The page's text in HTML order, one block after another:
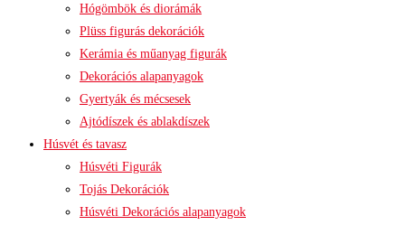
Hógömbök és diorámák
Plüss figurás dekorációk
Kerámia és műanyag figurák
Dekorációs alapanyagok
Gyertyák és mécsesek
Ajtódíszek és ablakdíszek
Húsvét és tavasz
Húsvéti Figurák
Tojás Dekorációk
Húsvéti Dekorációs alapanyagok